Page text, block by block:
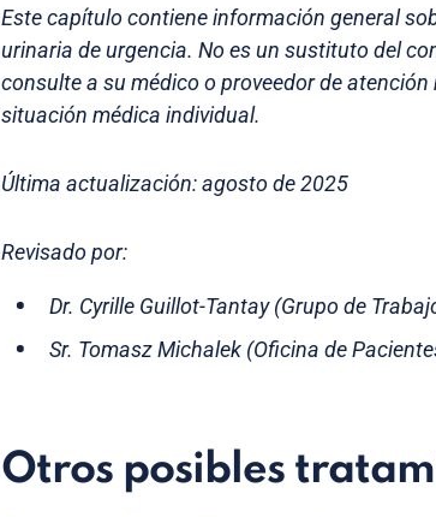
Este capítulo contiene información general
urinaria de urgencia. No es un sustituto del
consulte a su médico o proveedor de
situación médica individual.
Última actualización: agosto de 2025
Revisado por:
Dr. Cyrille Guillot-Tantay (Grupo de
Sr. Tomasz Michalek (Oficina de
Otros posibles